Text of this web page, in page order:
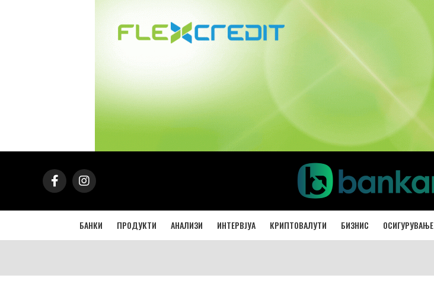
БАНКИ ПРОДУКТИ АНАЛИЗИ ИНТЕРВЈУА КРИПТОВАЛУТИ БИЗНИС ОСИГУРУВАЊЕ